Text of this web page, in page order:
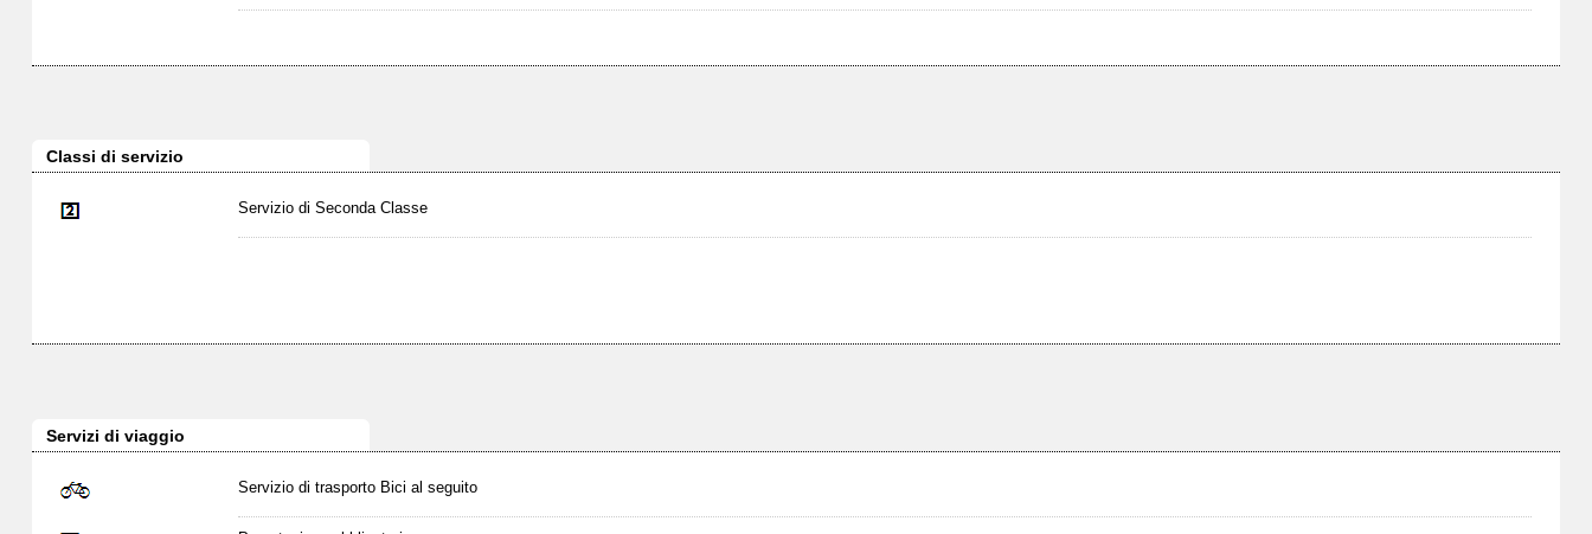
Classi di servizio
Servizio di Seconda Classe
Servizi di viaggio
Servizio di trasporto Bici al seguito